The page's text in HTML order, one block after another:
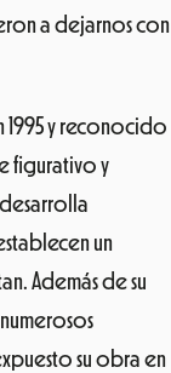
a dejarnos con
1995 y reconocido
figurativo y
un
Además de su
su obra en